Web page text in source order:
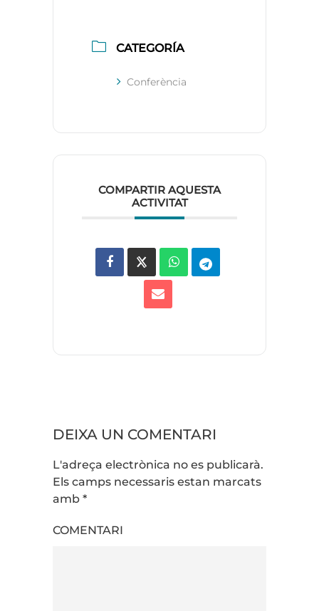
CATEGORÍA
Conferència
COMPARTIR AQUESTA
ACTIVITAT
DEIXA UN COMENTARI
L'adreça electrònica no es publicarà.
Els camps necessaris estan marcats
amb *
COMENTARI